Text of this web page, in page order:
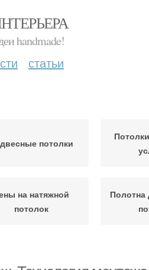
handmade!
статьи
потолки
на натяжной
потолок
Полотна
потолки